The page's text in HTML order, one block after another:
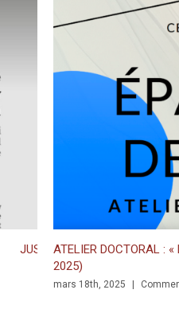
Writing in the
ATELIER DOCTORAL : «
2025)
mars 18th, 2025 |